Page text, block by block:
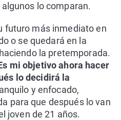
lo comparan.
futuro más inmediato en
o se quedará en la
la pretemporada.
mi objetivo ahora hacer
lo decidirá la
y enfocado,
para que después lo van
joven de 21 años.